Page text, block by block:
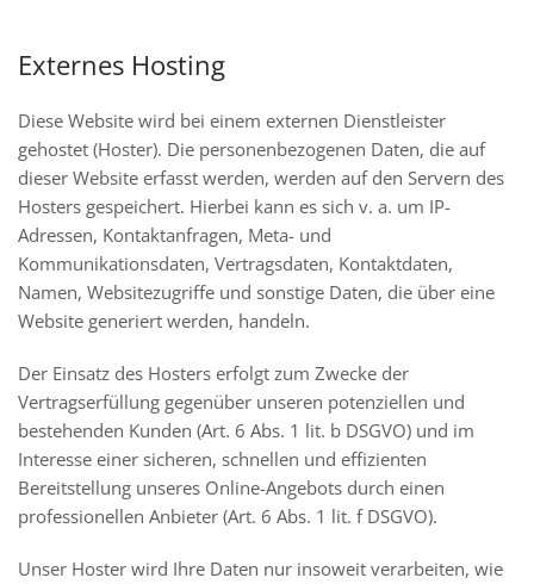
Externes Hosting
Diese Website wird bei einem externen Dienstleister
gehostet (Hoster). Die personenbezogenen Daten, die auf
dieser Website erfasst werden, werden auf den Servern des
Hosters gespeichert. Hierbei kann es sich v. a. um IP-
Adressen, Kontaktanfragen, Meta- und
Kommunikationsdaten, Vertragsdaten, Kontaktdaten,
Namen, Websitezugriffe und sonstige Daten, die über eine
Website generiert werden, handeln.
Der Einsatz des Hosters erfolgt zum Zwecke der
Vertragserfüllung gegenüber unseren potenziellen und
bestehenden Kunden (Art. 6 Abs. 1 lit. b DSGVO) und im
Interesse einer sicheren, schnellen und effizienten
Bereitstellung unseres Online-Angebots durch einen
professionellen Anbieter (Art. 6 Abs. 1 lit. f DSGVO).
Unser Hoster wird Ihre Daten nur insoweit verarbeiten, wie